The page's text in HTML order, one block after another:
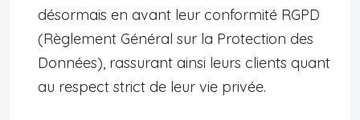
désormais en avant leur conformité RGPD
(Règlement Général sur la Protection des
Données), rassurant ainsi leurs clients quant
au respect strict de leur vie privée.